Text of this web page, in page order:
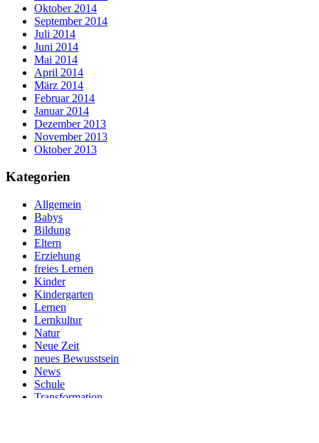
Oktober 2014
September 2014
Juli 2014
Juni 2014
Mai 2014
April 2014
März 2014
Februar 2014
Januar 2014
Dezember 2013
November 2013
Oktober 2013
Kategorien
Allgemein
Babys
Bildung
Eltern
Erziehung
freies Lernen
Kinder
Kindergarten
Lernen
Lernkultur
Natur
Neue Zeit
neues Bewusstsein
News
Schule
Transformation